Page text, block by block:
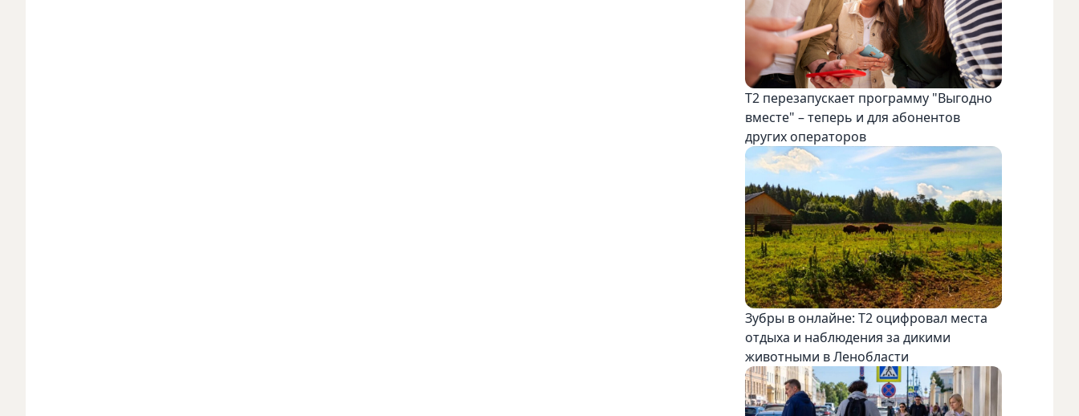
Т2 перезапускает программу "Выгодно
вместе" – теперь и для абонентов
других операторов
Зубры в онлайне: Т2 оцифровал места
отдыха и наблюдения за дикими
животными в Ленобласти